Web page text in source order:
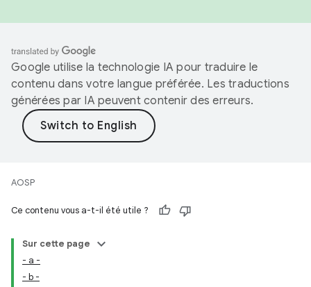
Google utilise la technologie IA pour traduire le
contenu dans votre langue préférée. Les traductions
générées par IA peuvent contenir des erreurs.
AOSP
Ce contenu vous a-t-il été utile ?
Sur cette page
- a -
- b -